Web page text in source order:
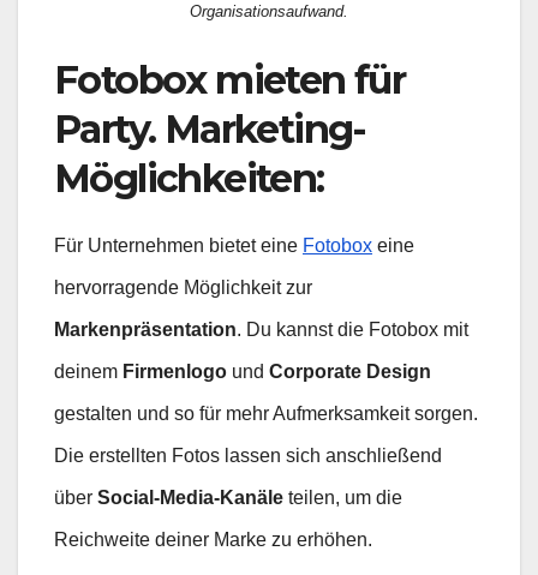
Organisationsaufwand.
Fotobox mieten für
Party. Marketing-
Möglichkeiten:
Für Unternehmen bietet eine Fotobox eine
hervorragende Möglichkeit zur
Markenpräsentation. Du kannst die Fotobox mit
deinem Firmenlogo und Corporate Design
gestalten und so für mehr Aufmerksamkeit sorgen.
Die erstellten Fotos lassen sich anschließend
über Social-Media-Kanäle teilen, um die
Reichweite deiner Marke zu erhöhen.